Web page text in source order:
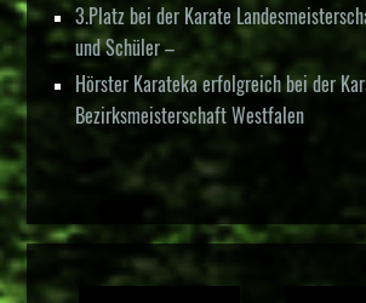
3.Platz bei der Karate
und Schüler –
Hörster Karateka erfolgreich bei der
Bezirksmeisterschaft Westfalen